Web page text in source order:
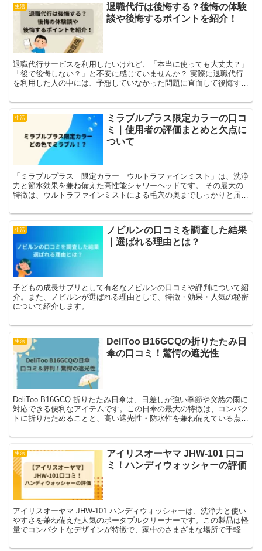
生活
退職代行は後悔する？後悔の体験
談や後悔するポイントを紹介！
退職代行サービスを利用したいけれど、「本当に使っても大丈夫？」
「後で後悔しない？」と不安に感じていませんか？ 実際に退職代行
を利用した人の中には、予想していなかった問題に直面して後悔する
生活
ミラブルプラス限定カラーの口コ
ミ｜使用者の評価まとめと欠点に
ついて
「ミラブルプラス 限定カラー ウルトラファインミスト」は、洗浄
力と節水効果を兼ね備えた高性能シャワーヘッドです。 その最大の
特徴は、ウルトラファインミストによる毛穴の奥までしっかりと届く
生活
ノビルンの口コミを調査した結果
｜選ばれる理由とは？
子どもの成長サプリとして有名なノビルンの口コミや評判について紹
介。また、ノビルンが選ばれる理由として、特徴・効果・人気の秘密
について紹介します。
生活
DeliToo B16GCQの折りたたみ日
傘の口コミ！驚愕の遮光性
DeliToo B16GCQ 折りたたみ日傘は、日差しが強い季節や突然の雨に
対応できる便利なアイテムです。この日傘の最大の特徴は、コンパク
トに折りたためることと、高い遮光性・防水性を兼ね備えている点で
生活
アイリスオーヤマ JHW-101 口コ
ミ！ハンディウォッシャーの評価
アイリスオーヤマ JHW-101 ハンディウォッシャーは、洗浄力と使い
やすさを兼ね備えた人気のポータブルクリーナーです。この製品は軽
量でコンパクトなデザインが特徴で、家中のさまざまな場所で手軽に